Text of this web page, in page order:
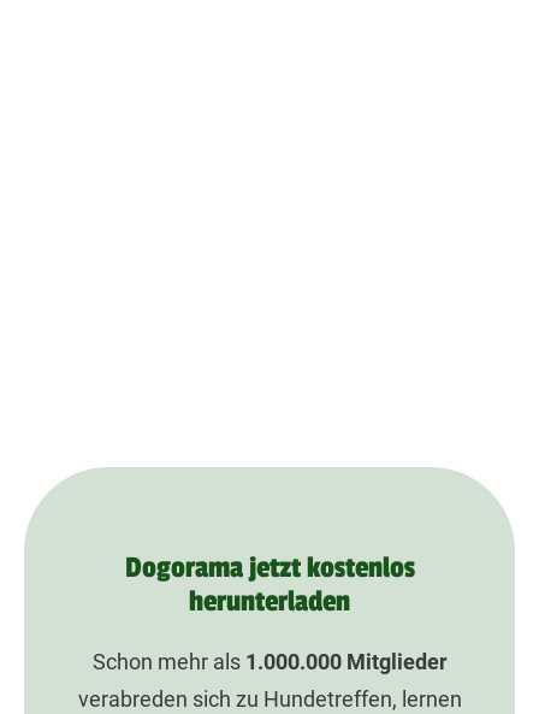
Dogorama jetzt kostenlos
herunterladen
Schon mehr als 1.000.000Mitglieder
verabreden sich zu Hundetreffen, lernen